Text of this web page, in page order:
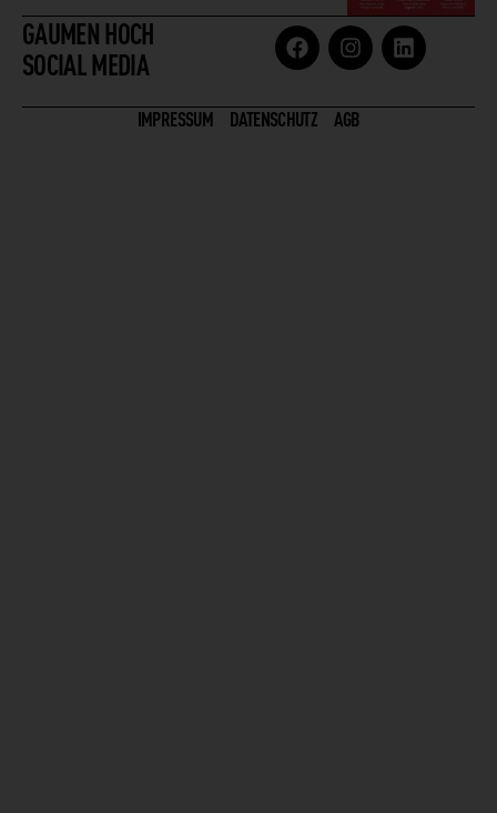
GAUMEN HOCH
SOCIAL MEDIA
IMPRESSUM DATENSCHUTZ AGB